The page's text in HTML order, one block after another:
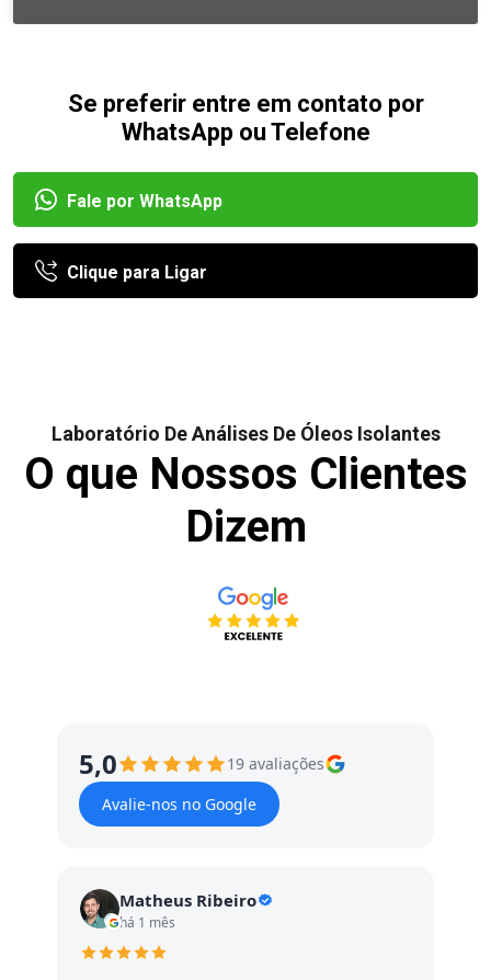
Se preferir entre em contato por
WhatsApp ou Telefone
Fale por WhatsApp
Clique para Ligar
Laboratório De Análises De Óleos Isolantes
O que Nossos Clientes
Dizem
5,0
19 avaliações
Avalie-nos no Google
Matheus Ribeiro
há 1 mês